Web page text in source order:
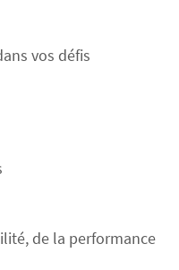
vos défis
de la performance